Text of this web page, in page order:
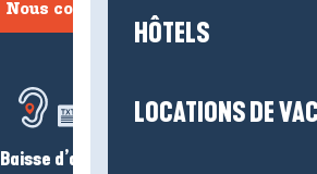
HÔTELS
LOCATIONS DE
Nous contacter
Baisse d’audition ?